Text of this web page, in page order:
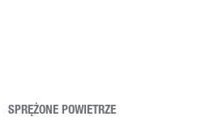
SPRĘŻONE POWIETRZE